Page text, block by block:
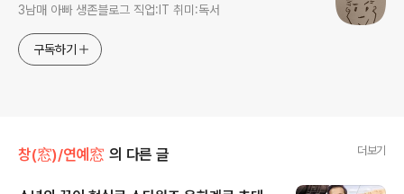
3남매 아빠 생존블로그 직업:IT 취미:독서
구독하기
창(窓)/연예窓 의 다른 글 더보기